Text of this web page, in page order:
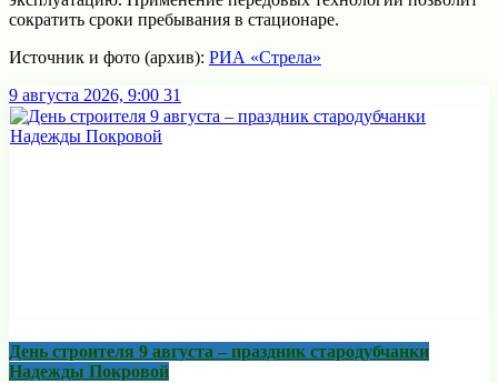
сократить сроки пребывания в стационаре.
Источник и фото (архив): РИА «Стрела»
9 августа 2026, 9:00 31
День строителя 9 августа – праздник стародубчанки
Надежды Покровой